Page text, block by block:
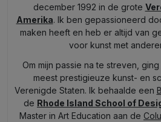
december 1992 in de grote
Amerika. Ik ben gepassioneerd
maken heeft en heb er altijd van
voor kunst met
Om mijn passie na te streven,
meest prestigieuze kunst- en
Verenigde Staten. Ik behaalde een
de Rhode Island School of
Master in Art Education aan de